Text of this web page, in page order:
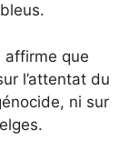
affirme que
l’attentat du
ni sur